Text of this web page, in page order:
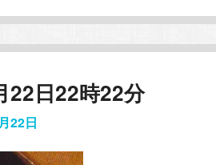
22日22時22分
22日